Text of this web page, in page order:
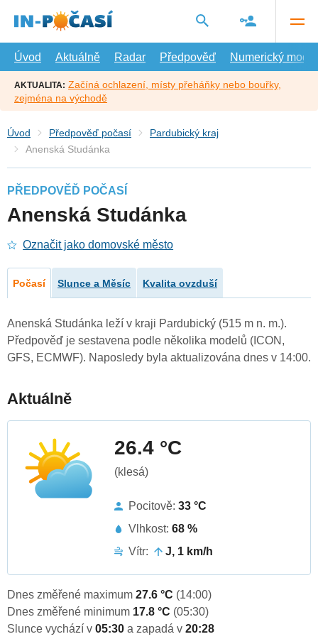
hlavní
Úvod
Aktuálně Radar Předpověď Numerický model
AKTUALITA: Začíná ochlazení, místy přeháňky nebo bouřky,
zejména na východě
Úvod Předpověď počasí
Pardubický kraj
Anenská Studánka
PŘEDPOVĚĎ POČASÍ
Anenská Studánka
Označit jako domovské město
Počasí Slunce a Měsíc Kvalita ovzduší
Anenská Studánka leží v kraji Pardubický (515 m n. m.).
Předpověď je sestavena podle několika modelů (ICON,
GFS, ECMWF). Naposledy byla aktualizována dnes v 14:00.
Aktuálně
26.4 °C
(klesá)
Pocitově: 33 °C
Vlhkost: 68 %
Vítr:
J, 1 km/h
Dnes změřené maximum 27.6 °C (14:00)
Dnes změřené minimum 17.8 °C (05:30)
Slunce vychází v 05:30 a zapadá v 20:28